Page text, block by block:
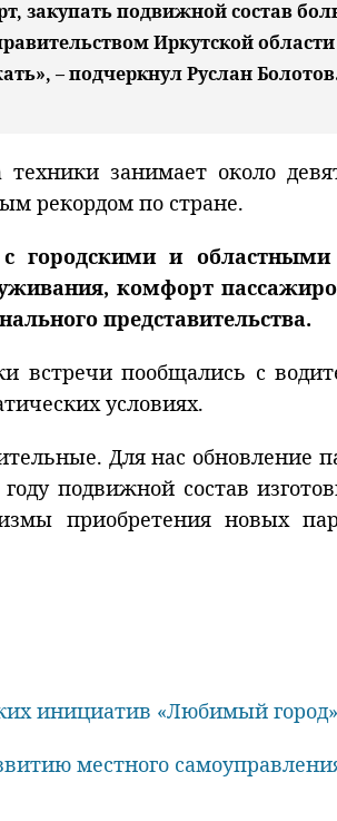
подвижной состав
Иркутской
– подчеркнул Руслан
техники занимает около
рекордом по стране.
городскими и
комфорт
представительства.
встречи пообщались с
условиях.
Для нас обновление
подвижной состав
приобретения новых
инициатив «Любимый город»
местного